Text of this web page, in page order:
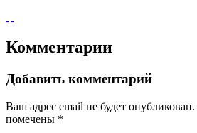
Комментарии
Добавить комментарий
Ваш адрес email не будет опубликован.
помечены *